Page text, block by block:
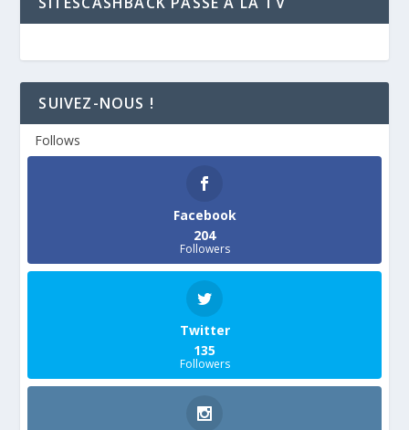
SUIVEZ-NOUS !
Follows
Facebook
204
Followers
Twitter
135
Followers